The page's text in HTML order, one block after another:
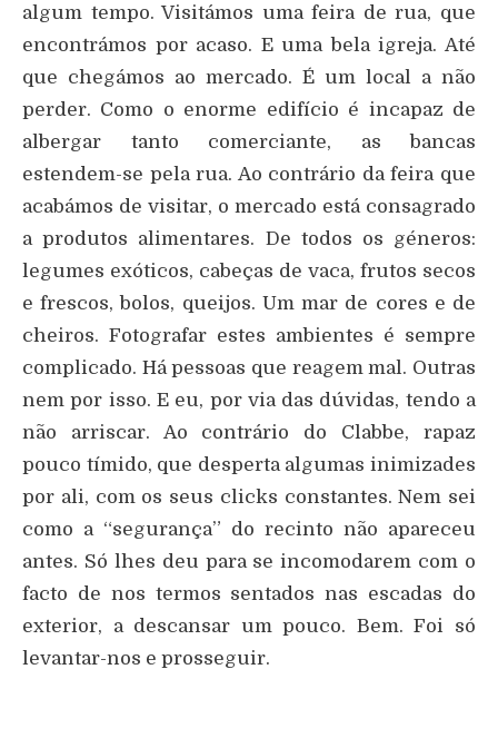
algum tempo. Visitámos uma feira de rua, que
encontrámos por acaso. E uma bela igreja. Até
que chegámos ao mercado. É um local a não
perder. Como o enorme edifício é incapaz de
albergar tanto comerciante, as bancas
estendem-se pela rua. Ao contrário da feira que
acabámos de visitar, o mercado está consagrado
a produtos alimentares. De todos os géneros:
legumes exóticos, cabeças de vaca, frutos secos
e frescos, bolos, queijos. Um mar de cores e de
cheiros. Fotografar estes ambientes é sempre
complicado. Há pessoas que reagem mal. Outras
nem por isso. E eu, por via das dúvidas, tendo a
não arriscar. Ao contrário do Clabbe, rapaz
pouco tímido, que desperta algumas inimizades
por ali, com os seus clicks constantes. Nem sei
como a “segurança” do recinto não apareceu
antes. Só lhes deu para se incomodarem com o
facto de nos termos sentados nas escadas do
exterior, a descansar um pouco. Bem. Foi só
levantar-nos e prosseguir.